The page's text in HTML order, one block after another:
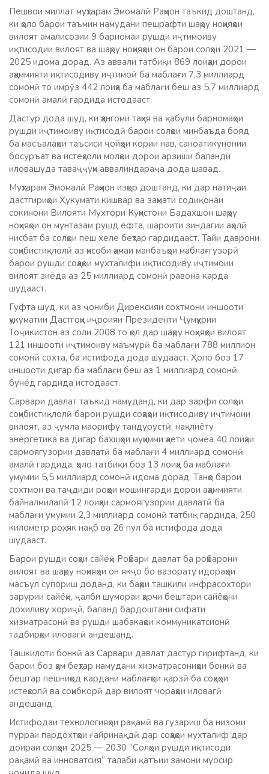
Пешвои миллат муҳтарам Эмомалӣ Раҳмон таъкид доштанд,
ки ҳоло барои таъмин намудани пешрафти шаҳру ноҳияҳои
вилоят амалисозии 9 барномаи рушди иҷтимоиву
иқтисодии вилоят ва шаҳру ноҳияҳои он барои солҳои 2021 —
2025 идома дорад. Аз аввали татбиқи 869 лоиҳаи дорои
аҳаммияти иқтисодиву иҷтимоӣ ба маблағи 7,3 миллиард
сомонӣ то имрӯз 442 лоиҳа ба маблағи беш аз 5,7 миллиард
сомонӣ амалӣ гардида истодааст.
Дастур дода шуд, ки ҳангоми таҳия ва қабули барномаҳои
рушди иҷтимоиву иқтисодӣ барои солҳои минбаъда бояд
ба масъалаҳои таъсиси ҷойҳои кории нав, саноатикунонии
босуръат ва истеҳсоли молҳои дорои арзиши баланди
иловашуда таваҷҷуҳи аввалиндараҷа дода шавад.
Муҳтарам Эмомалӣ Раҳмон изҳор доштанд, ки дар натиҷаи
дастгириҳои Ҳукумати кишвар ва заҳмати содиқонаи
сокинони Вилояти Мухтори Кӯҳистони Бадахшон шаҳру
ноҳияҳои он мунтазам рушд ёфта, шароити зиндагии аҳолӣ
нисбат ба солҳои пеш хеле беҳтар гардидааст. Тайи даврони
соҳибистиқлолӣ аз ҳисоби ҳамаи манбаъҳои маблағгузорӣ
барои рушди соҳаҳои мухталифи иқтисодиву иҷтимоии
вилоят зиёда аз 25 миллиард сомонӣ равона карда
шудааст.
Гуфта шуд, ки аз ҷониби Дирексияи сохтмони иншооти
ҳукуматии Дастгоҳи иҷроияи Президенти Ҷумҳурии
Тоҷикистон аз соли 2008 то ҳол дар шаҳру ноҳияҳои вилоят
121 иншооти иҷтимоиву маъмурӣ ба маблағи 788 миллион
сомонӣ сохта, ба истифода дода шудааст. Ҳоло боз 17
иншооти дигар ба маблағи беш аз 1 миллиард сомонӣ
бунёд гардида истодааст.
Сарвари давлат таъкид намуданд, ки дар зарфи солҳои
соҳибистиқлолӣ барои рушди соҳаҳои иқтисодиву иҷтимоии
вилоят, аз ҷумла маорифу тандурустӣ, нақлиёту
энергетика ва дигар бахшҳои муҳимми ҳаёти ҷомеа 40 лоиҳаи
сармоягузории давлатӣ ба маблағи 4 миллиард сомонӣ
амалӣ гардида, ҳоло татбиқи боз 13 лоиҳа ба маблағи
умумии 5,5 миллиард сомонӣ идома дорад. Танҳо барои
сохтмон ва таҷдиди роҳҳои мошингарди дорои аҳаммияти
байналмилалӣ 12 лоиҳаи сармоягузории давлатӣ ба
маблағи умумии 2,3 миллиард сомонӣ татбиқ гардида, 250
километр роҳ, як нақб ва 26 пул ба истифода дода
шудааст.
Барои рушди соҳаи сайёҳӣ Роҳбари давлат ба роҳбарони
вилоят ва шаҳру ноҳияҳои он якҷо бо вазорату идораҳои
масъул супориш доданд, ки баҳри ташкили инфрасохтори
зарурии сайёҳӣ, ҷалби шумораи ҳарчи бештари сайёҳони
дохиливу хориҷӣ, баланд бардоштани сифати
хизматрасонӣ ва рушди шабакаҳои коммуникатсионӣ
тадбирҳои иловагӣ андешанд.
Ташкилоти бонкӣ аз Сарвари давлат дастур гирифтанд, ки
барои боз ҳам беҳтар намудани хизматрасониҳои бонкӣ ва
бештар пешниҳод кардани маблағҳои қарзӣ ба соҳаҳои
истеҳсолӣ ва соҳибкорӣ дар вилоят чораҳои иловагӣ
андешанд.
Истифодаи технологияҳои рақамӣ ва гузариш ба низоми
пурраи пардохтҳои ғайринақдӣ дар соҳаҳои мухталиф дар
доираи солҳои 2025 — 2030 “Солҳои рушди иқтисоди
рақамӣ ва инноватсия” талаби қатъии замони муосир